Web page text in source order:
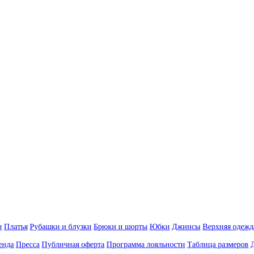
Платья Рубашки и блузки Брюки и шорты Юбки Джинсы Верхняя
Пресса Публичная оферта Программа лояльности Таблица размеров